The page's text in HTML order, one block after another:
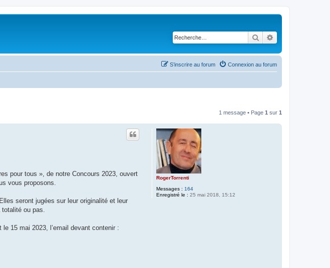
Rechercher
Connexion au forum
S’inscrire au forum
1 message • Page 1 sur 1
RogerTorrenti
Messages : 164
Enregistré le : 25 mai 2018, 15:12
pour tous », de notre Concours 2023, ouvert
vous proposons.
seront jugées sur leur originalité et leur
ou pas.
le 15 mai 2023, l’email devant contenir :